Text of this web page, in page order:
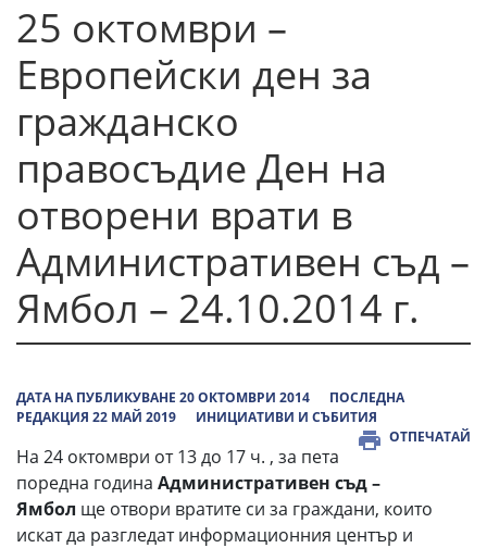
25 октомври –
Европейски ден за
гражданско
правосъдие Ден на
отворени врати в
Административен съд –
Ямбол – 24.10.2014 г.
ДАТА НА ПУБЛИКУВАНЕ 20 ОКТОМВРИ 2014
ПОСЛЕДНА
РЕДАКЦИЯ 22 МАЙ 2019
ИНИЦИАТИВИ И СЪБИТИЯ
ОТПЕЧАТАЙ
На 24 октомври от 13 до 17 ч. , за пета
поредна година Административен съд –
Ямбол ще отвори вратите си за граждани, които
искат да разгледат информационния център и